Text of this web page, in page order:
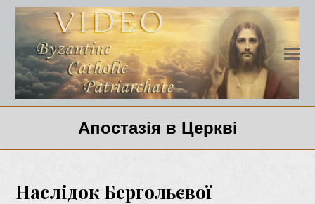
Апостазія в Церкві
Наслідок Бергольєвої